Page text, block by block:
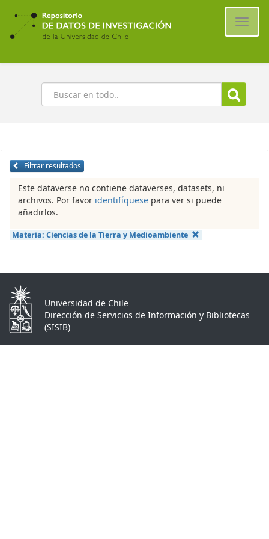
Ir
contenido
principal
Buscar
Filtrar resultados
Este dataverse no contiene dataverses, datasets, ni
archivos. Por favor identifíquese para ver si puede
añadirlos.
Materia: Ciencias de la Tierra y Medioambiente
Universidad de Chile
Dirección de Servicios de Información y Bibliotecas
(SISIB)